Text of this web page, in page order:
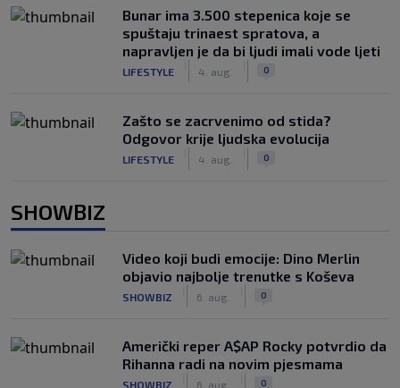
Bunar imа 3.500 stepenica koje se
spuštaju trinaest spratova, a
napravljen je da bi ljudi imali vode ljeti
LIFESTYLE 4. aug. 0
Zašto se zacrvenimo od stida?
Odgovor krije ljudska evolucija
LIFESTYLE 4. aug. 0
SHOWBIZ
Video koji budi emocije: Dino Merlin
objavio najbolje trenutke s Koševa
SHOWBIZ 6. aug. 0
Američki reper A$AP Rocky potvrdio da
Rihanna radi na novim pjesmama
SHOWBIZ 6. aug. 0